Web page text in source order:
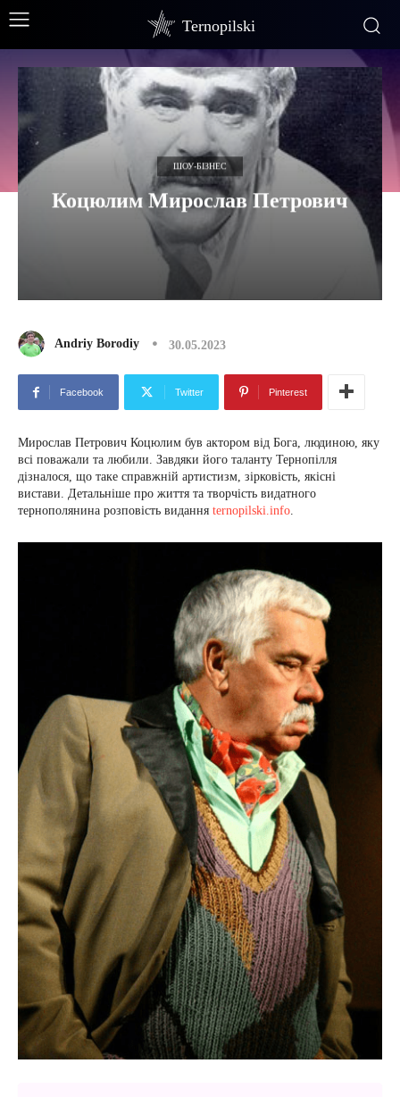
Ternopilski
ШОУ-БІЗНЕС
Коцюлим Мирослав Петрович
Andriy Borodiy 30.05.2023
Facebook Twitter Pinterest
Мирослав Петрович Коцюлим був актором від Бога, людиною, яку
всі поважали та любили. Завдяки його таланту Тернопілля
дізналося, що таке справжній артистизм, зірковість, якісні
вистави. Детальніше про життя та творчість видатного
тернополянина розповість видання ternopilski.info.